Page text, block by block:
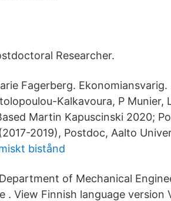
Researcher.
Fagerberg.
Kalkavoura, P Munier,
Martin Kapuscinski 2020;
2019), Postdoc, Aalto
bistånd
of Mechanical
. View Finnish language version